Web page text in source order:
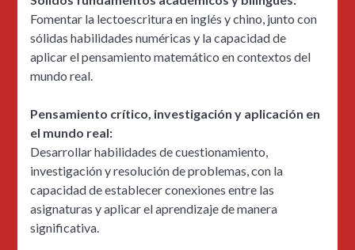
Fomentar la lectoescritura en inglés y chino, junto con
sólidas habilidades numéricas y la capacidad de
aplicar el pensamiento matemático en contextos del
mundo real.
Pensamiento crítico, investigación y aplicación en
el mundo real:
Desarrollar habilidades de cuestionamiento,
investigación y resolución de problemas, con la
capacidad de establecer conexiones entre las
asignaturas y aplicar el aprendizaje de manera
significativa.